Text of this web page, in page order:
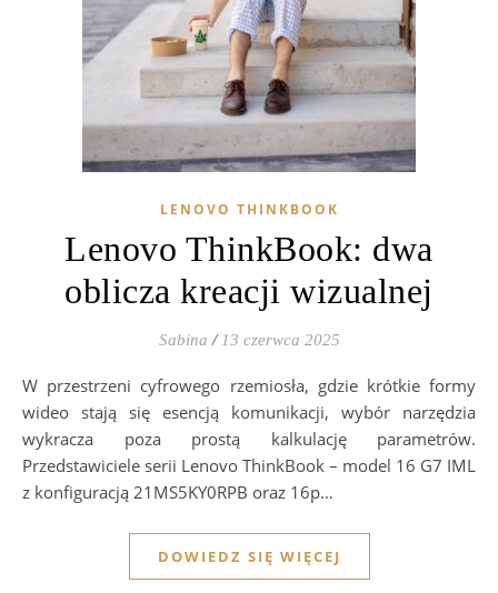
LENOVO THINKBOOK
Lenovo ThinkBook: dwa
oblicza kreacji wizualnej
Sabina / 13 czerwca 2025
W przestrzeni cyfrowego rzemiosła, gdzie krótkie formy
wideo stają się esencją komunikacji, wybór narzędzia
wykracza poza prostą kalkulację parametrów.
Przedstawiciele serii Lenovo ThinkBook – model 16 G7 IML
z konfiguracją 21MS5KY0RPB oraz 16p…
DOWIEDZ SIĘ WIĘCEJ